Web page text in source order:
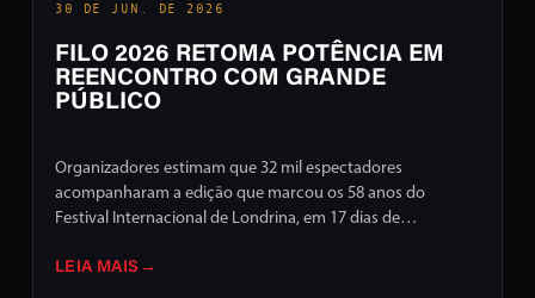
30 DE JUN. DE 2026
FILO 2026 RETOMA POTÊNCIA EM
REENCONTRO COM GRANDE
PÚBLICO
Organizadores estimam que 32 mil espectadores
acompanharam a edição que marcou os 58 anos do
Festival Internacional de Londrina, em 17 dias de
LEIA MAIS →